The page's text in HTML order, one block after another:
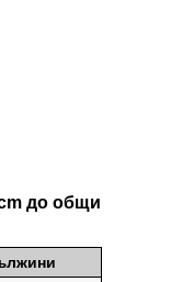
до общи